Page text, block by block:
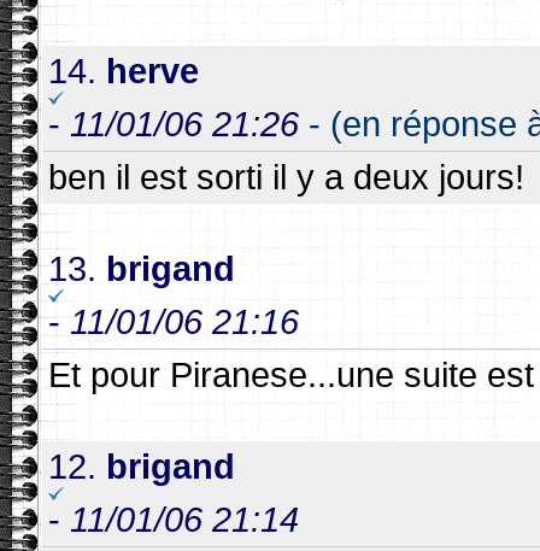
14. herve
- 11/01/06 21:26 - (en réponse
ben il est sorti il y a deux jours!
13. brigand
- 11/01/06 21:16
Et pour Piranese...une suite
12. brigand
- 11/01/06 21:14